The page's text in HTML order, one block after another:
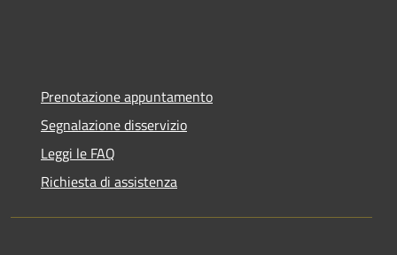
Prenotazione appuntamento
Segnalazione disservizio
Leggi le FAQ
Richiesta di assistenza